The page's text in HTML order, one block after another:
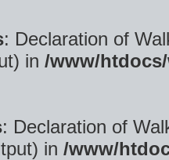
: Declaration of
in /www/
: Declaration of
in /www/